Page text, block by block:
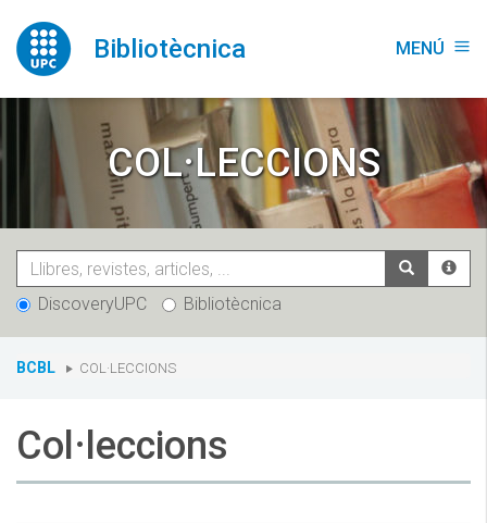
contingut
Bibliotècnica MENÚ menu
COL·LECCIONS
DiscoveryUPC Bibliotècnica
You
BCBL COL·LECCIONS
Col·leccions